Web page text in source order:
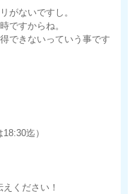
がないですし。
ですからね。
できないっていう事です
迄）
ください！